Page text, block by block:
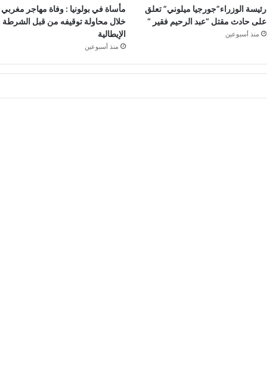
رئيسة الوزراء”جورجيا ميلوني” تعلق
على حادث مقتل “عبد الرحيم فقير “
منذ أسبوعين
مأساة في بولونيا : وفاة مهاجر مغربي
خلال محاولة توقيفه من قبل الشرطة
الإيطالية
منذ أسبوعين